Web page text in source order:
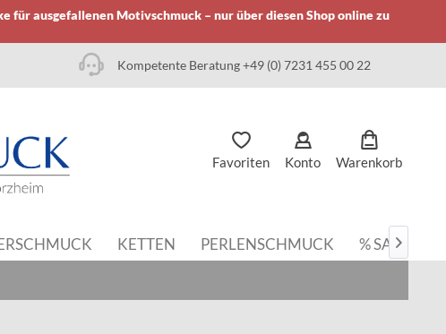
ausgefallenen Motivschmuck – nur über diesen Shop online zu
Kompetente Beratung +49 (0) 7231 455 00 22
Favoriten Konto Warenkorb
KETTEN PERLENSCHMUCK % SALE
